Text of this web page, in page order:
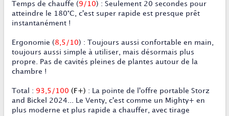
Temps de chauffe (9/10) : Seulement 20 secondes pour
atteindre le 180°C, c'est super rapide est presque prêt
instantanément !
Ergonomie (8,5/10) : Toujours aussi confortable en main,
toujours aussi simple à utiliser, mais désormais plus
propre. Pas de cavités pleines de plantes autour de la
chambre !
Total : 93,5/100 (F+) :
La pointe de l'offre portable Storz
and Bickel 2024... Le Venty, c'est comme un Mighty+ en
plus moderne et plus rapide a chauffer, avec tirage